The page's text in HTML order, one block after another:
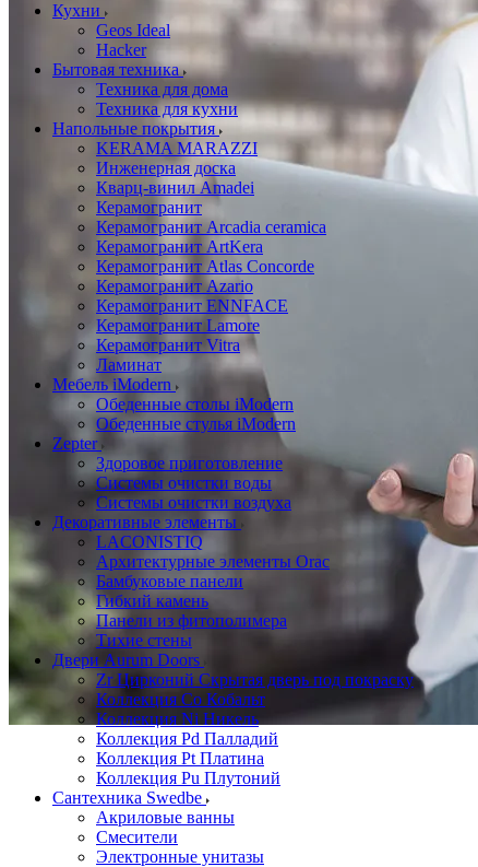
Кухни
Geos Ideal
Hacker
Бытовая техника
Техника для дома
Техника для кухни
Напольные покрытия
KERAMA MARAZZI
Инженерная доска
Кварц-винил Amadei
Керамогранит
Керамогранит Arcadia ceramica
Керамогранит ArtKera
Керамогранит Atlas Concorde
Керамогранит Azario
Керамогранит ENNFACE
Керамогранит Lamore
Керамогранит Vitra
Ламинат
Мебель iModern
Обеденные столы iModern
Обеденные стулья iModern
Zepter
Здоровое приготовление
Системы очистки воды
Системы очистки воздуха
Декоративные элементы
LACONISTIQ
Архитектурные элементы Orac
Бамбуковые панели
Гибкий камень
Панели из фитополимера
Тихие стены
Двери Aurum Doors
Zr Цирконий Скрытая дверь под покраску
Коллекция Co Кобальт
Коллекция Ni Никель
Коллекция Pd Палладий
Коллекция Pt Платина
Коллекция Pu Плутоний
Сантехника Swedbe
Акриловые ванны
Смесители
Электронные унитазы